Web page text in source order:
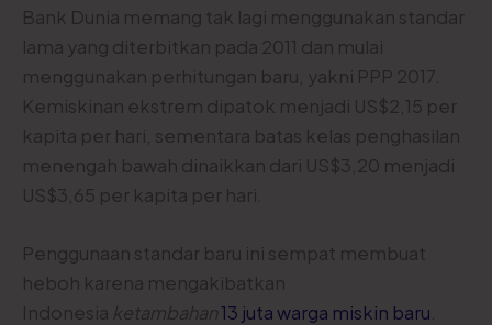
Bank Dunia memang tak lagi menggunakan standar
lama yang diterbitkan pada 2011 dan mulai
menggunakan perhitungan baru, yakni PPP 2017.
Kemiskinan ekstrem dipatok menjadi US$2,15 per
kapita per hari, sementara batas kelas penghasilan
menengah bawah dinaikkan dari US$3,20 menjadi
US$3,65 per kapita per hari.
Penggunaan standar baru ini sempat membuat
heboh karena mengakibatkan
Indonesia ketambahan13 juta warga miskin baru